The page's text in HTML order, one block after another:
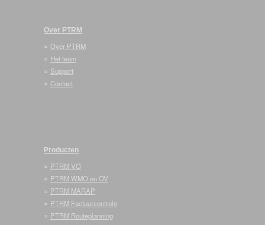
Over PTRM
» Over PTRM
» Het team
» Support
» Contact
Producten
» PTRM VO
» PTRM WMO en OV
» PTRM MARAP
» PTRM Factuurcontrole
» PTRM Routeplanning